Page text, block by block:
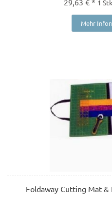
29,63 € * 1
Mehr
Foldaway Cutting Mat